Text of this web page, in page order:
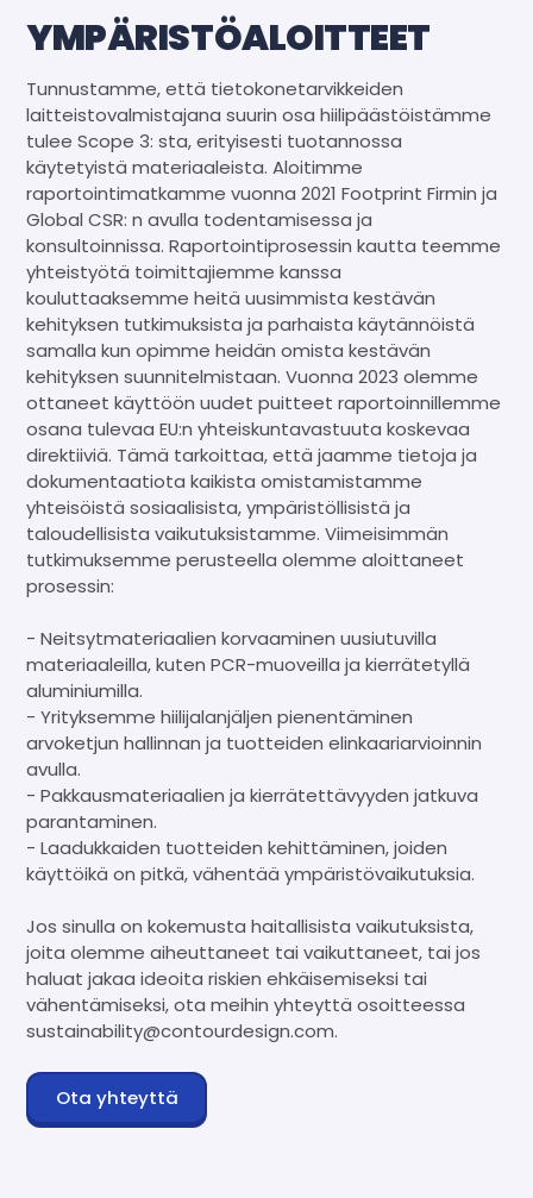
YMPÄRISTÖALOITTEET
Tunnustamme, että tietokonetarvikkeiden
laitteistovalmistajana suurin osa hiilipäästöistämme
tulee Scope 3: sta, erityisesti tuotannossa
käytetyistä materiaaleista. Aloitimme
raportointimatkamme vuonna 2021 Footprint Firmin ja
Global CSR: n avulla todentamisessa ja
konsultoinnissa. Raportointiprosessin kautta teemme
yhteistyötä toimittajiemme kanssa
kouluttaaksemme heitä uusimmista kestävän
kehityksen tutkimuksista ja parhaista käytännöistä
samalla kun opimme heidän omista kestävän
kehityksen suunnitelmistaan. Vuonna 2023 olemme
ottaneet käyttöön uudet puitteet raportoinnillemme
osana tulevaa EU:n yhteiskuntavastuuta koskevaa
direktiiviä. Tämä tarkoittaa, että jaamme tietoja ja
dokumentaatiota kaikista omistamistamme
yhteisöistä sosiaalisista, ympäristöllisistä ja
taloudellisista vaikutuksistamme. Viimeisimmän
tutkimuksemme perusteella olemme aloittaneet
prosessin:
- Neitsytmateriaalien korvaaminen uusiutuvilla
materiaaleilla, kuten PCR-muoveilla ja kierrätetyllä
aluminiumilla.
- Yrityksemme hiilijalanjäljen pienentäminen
arvoketjun hallinnan ja tuotteiden elinkaariarvioinnin
avulla.
- Pakkausmateriaalien ja kierrätettävyyden jatkuva
parantaminen.
- Laadukkaiden tuotteiden kehittäminen, joiden
käyttöikä on pitkä, vähentää ympäristövaikutuksia.
Jos sinulla on kokemusta haitallisista vaikutuksista,
joita olemme aiheuttaneet tai vaikuttaneet, tai jos
haluat jakaa ideoita riskien ehkäisemiseksi tai
vähentämiseksi, ota meihin yhteyttä osoitteessa
sustainability@contourdesign.com.
Ota yhteyttä